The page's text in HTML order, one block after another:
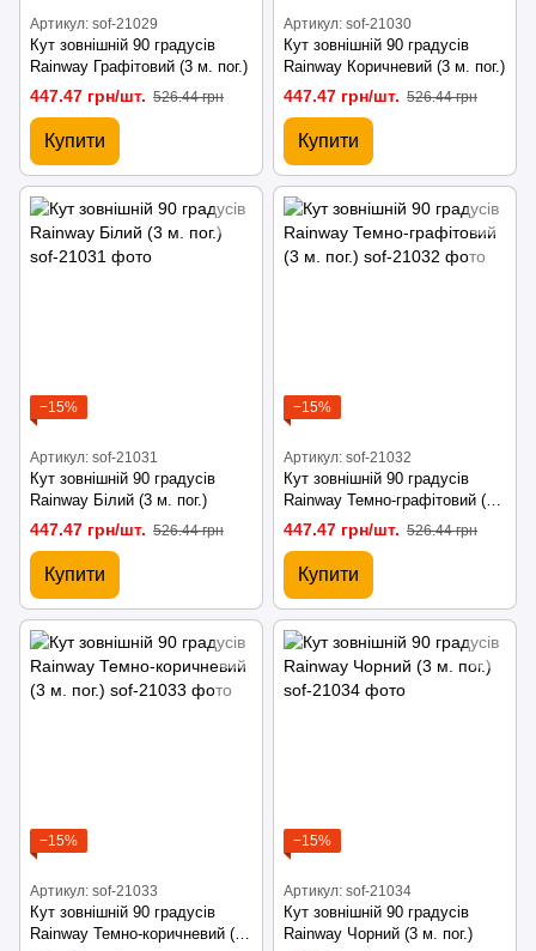
Артикул: sof-21029
Кут зовнішній 90 градусів
Rainway Графітовий (3 м. пог.)
447.47 грн/шт. 526.44 грн
Купити
Артикул: sof-21030
Кут зовнішній 90 градусів
Rainway Коричневий (3 м. пог.)
447.47 грн/шт. 526.44 грн
Купити
−15%
Артикул: sof-21031
Кут зовнішній 90 градусів
Rainway Білий (3 м. пог.)
447.47 грн/шт. 526.44 грн
Купити
−15%
Артикул: sof-21032
Кут зовнішній 90 градусів
Rainway Темно-графітовий (3
м. пог.)
447.47 грн/шт. 526.44 грн
Купити
−15%
Артикул: sof-21033
Кут зовнішній 90 градусів
Rainway Темно-коричневий (3
−15%
Артикул: sof-21034
Кут зовнішній 90 градусів
Rainway Чорний (3 м. пог.)